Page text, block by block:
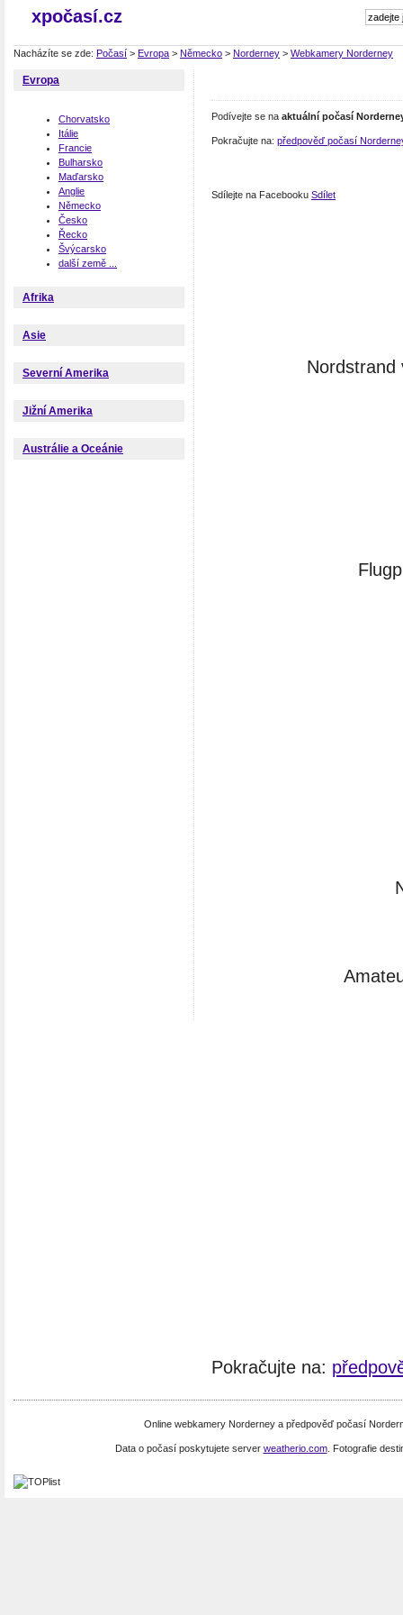
xpočasí.cz
Nacházíte se zde: Počasí > Evropa > Německo > Norderney > Webkamery Norderney
Evropa
Chorvatsko
Itálie
Francie
Bulharsko
Maďarsko
Anglie
Německo
Česko
Řecko
Švýcarsko
další země ...
Afrika
Asie
Severní Amerika
Jižní Amerika
Austrálie a Oceánie
Podívejte se na aktuální počasí
Pokračujte na: předpověď počasí
Sdílejte na Facebooku Sdílet
Nordstrand
Pokračujte na:
Online webkamery Norderney a předpověď počasí
Data o počasí poskytujete server weatherio.com. Fotografie